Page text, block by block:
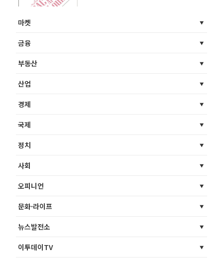
마켓
금융
부동산
산업
경제
국제
정치
사회
오피니언
문화·라이프
뉴스발전소
이투데이TV